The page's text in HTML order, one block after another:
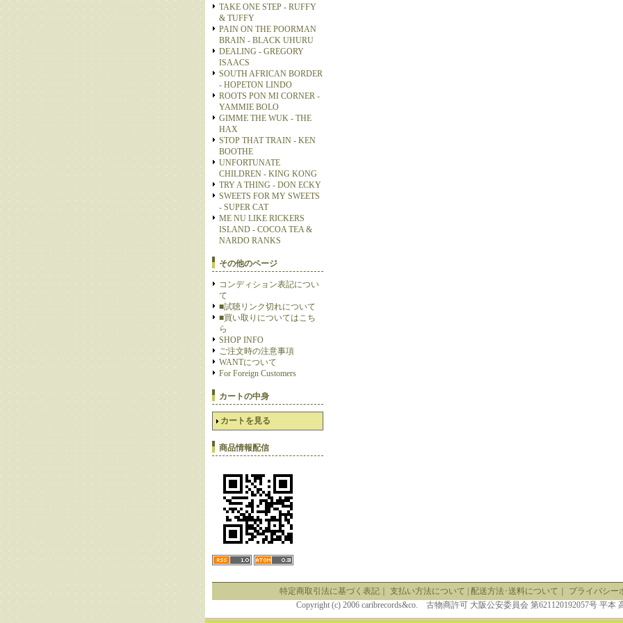
TAKE ONE STEP - RUFFY
& TUFFY
PAIN ON THE POORMAN
BRAIN - BLACK UHURU
DEALING - GREGORY
ISAACS
SOUTH AFRICAN BORDER
- HOPETON LINDO
ROOTS PON MI CORNER -
YAMMIE BOLO
GIMME THE WUK - THE
HAX
STOP THAT TRAIN - KEN
BOOTHE
UNFORTUNATE
CHILDREN - KING KONG
TRY A THING - DON ECKY
SWEETS FOR MY SWEETS
- SUPER CAT
ME NU LIKE RICKERS
ISLAND - COCOA TEA &
NARDO RANKS
その他のページ
コンディション表記につい
て
■試聴リンク切れについて
■買い取りについてはこち
ら
SHOP INFO
ご注文時の注意事項
WANTについて
For Foreign Customers
カートの中身
カートを見る
商品情報配信
特定商取引法に基づく表記｜ 支払い方法について 配送方法･送料について
プライバシー
Copyright (c) 2006 caribrecords&co. 古物商許可 大阪公安委員会 第621120192057号 平本